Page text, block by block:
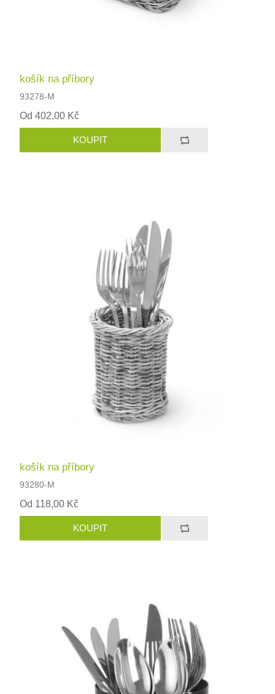
košík na příbory
93278-M
Od 402,00 Kč
košík na příbory
93280-M
Od 118,00 Kč